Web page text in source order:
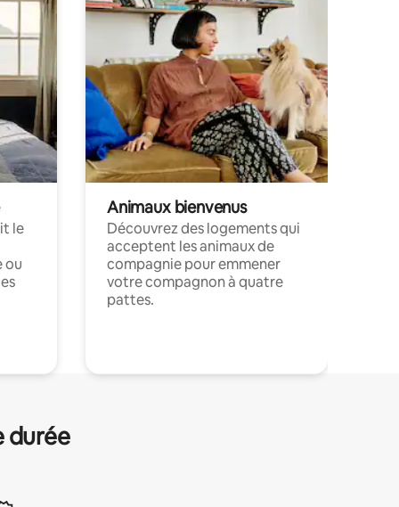
le
ou
Animaux bienvenus
Découvrez des logements qui
acceptent les animaux de
compagnie pour emmener
votre compagnon à quatre
pattes.
durée